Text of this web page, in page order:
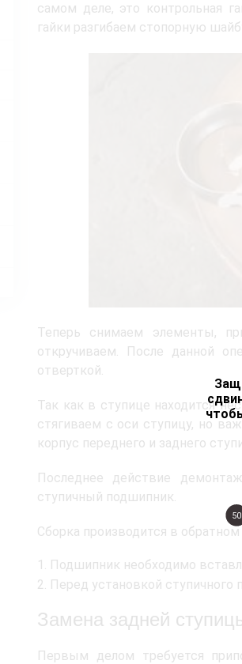
самом деле, это контрольная
гайки разгибаем стопорную
Теперь снимаем элементы,
откручиваем. После данной
отверткой.
Так как в ступице находится
стягиваем с оси ступицу, но
корпус переднего и заднего
Последнее действие
ступичный подшипник.
Сборка производится в
Подшипник необходимо
Перед установкой
Замена задней
Первым делом требуется